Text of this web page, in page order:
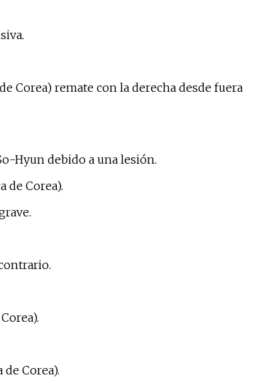
Corea) remate con la derecha desde fuera
Hyun debido a una lesión.
de Corea).
Corea).